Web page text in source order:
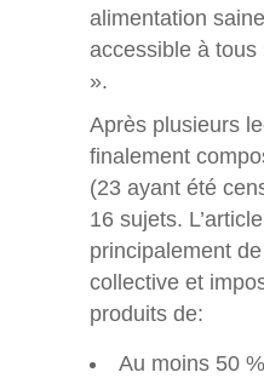
alimentation
accessible à tous
».
Après plusieurs
finalement
(23 ayant été
16 sujets.
principalement
collective et
produits de:
Au moins 50